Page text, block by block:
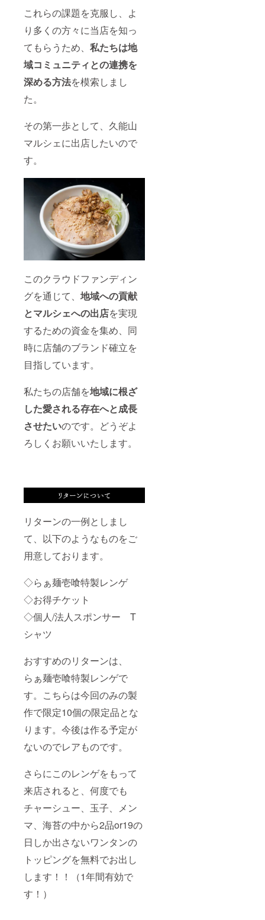
これらの課題を克服し、よ
り多くの方々に当店を知っ
てもらうため、 私たちは地
域コミュニティとの連携を
深める方法を模索しまし
た。
その第一歩として、久能山
マルシェに出店したいので
す。
このクラウドファンディン
グを通じて、 地域への貢献
とマルシェへの出店を実現
するための資金を集め、同
時に店舗のブランド確立を
目指しています。
私たちの店舗を地域に根ざ
した愛される存在へと成長
させたいのです。どうぞよ
ろしくお願いいたします。
リターンの一例としまし
て、以下のようなものをご
用意しております。
◇らぁ麺壱喰特製レンゲ
◇お得チケット
◇個人/法人スポンサー T
シャツ
おすすめのリターンは、
らぁ麺壱喰特製レンゲで
す。こちらは今回のみの製
作で限定10個の限定品とな
ります。今後は作る予定が
ないのでレアものです。
さらにこのレンゲをもって
来店されると、何度でも
チャーシュー、玉子、メン
マ、海苔の中から2品or19の
日しか出さないワンタンの
トッピングを無料でお出し
します！！（1年間有効で
す！）